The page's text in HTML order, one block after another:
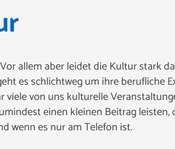
allem aber leidet die Kultur stark
es schlichtweg um ihre berufliche
von uns kulturelle
einen kleinen Beitrag
wenn es nur am Telefon ist.